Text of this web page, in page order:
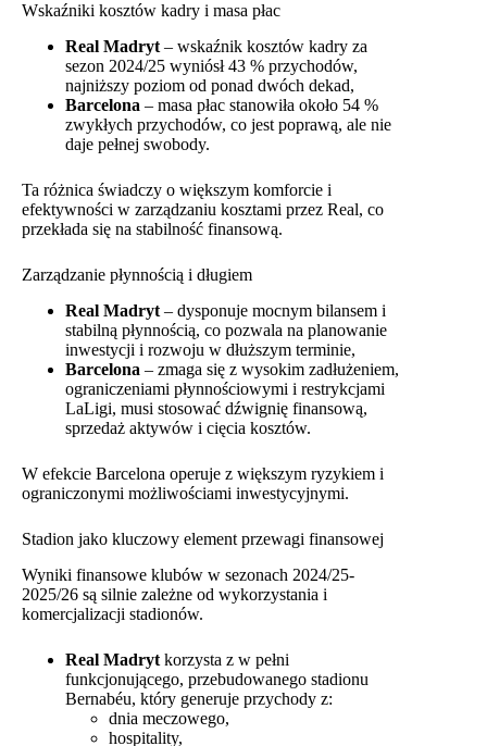
Wskaźniki kosztów kadry i masa płac
Real Madryt – wskaźnik kosztów kadry za
sezon 2024/25 wyniósł 43 % przychodów,
najniższy poziom od ponad dwóch dekad,
Barcelona – masa płac stanowiła około 54 %
zwykłych przychodów, co jest poprawą, ale nie
daje pełnej swobody.
Ta różnica świadczy o większym komforcie i
efektywności w zarządzaniu kosztami przez Real, co
przekłada się na stabilność finansową.
Zarządzanie płynnością i długiem
Real Madryt – dysponuje mocnym bilansem i
stabilną płynnością, co pozwala na planowanie
inwestycji i rozwoju w dłuższym terminie,
Barcelona – zmaga się z wysokim zadłużeniem,
ograniczeniami płynnościowymi i restrykcjami
LaLigi, musi stosować dźwignię finansową,
sprzedaż aktywów i cięcia kosztów.
W efekcie Barcelona operuje z większym ryzykiem i
ograniczonymi możliwościami inwestycyjnymi.
Stadion jako kluczowy element przewagi finansowej
Wyniki finansowe klubów w sezonach 2024/25-
2025/26 są silnie zależne od wykorzystania i
komercjalizacji stadionów.
Real Madryt korzysta z w pełni
funkcjonującego, przebudowanego stadionu
Bernabéu, który generuje przychody z:
dnia meczowego,
hospitality,